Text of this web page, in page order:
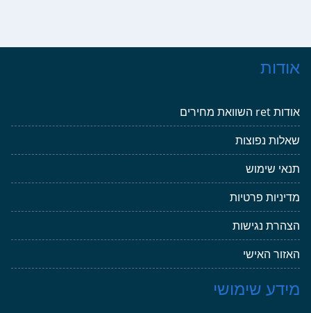
אודות
אודות ret השוואת מחירים
שאלות נפוצות
תנאי שימוש
מדיניות פרטיות
הצהרת נגישות
האזור האישי
מידע שימושי